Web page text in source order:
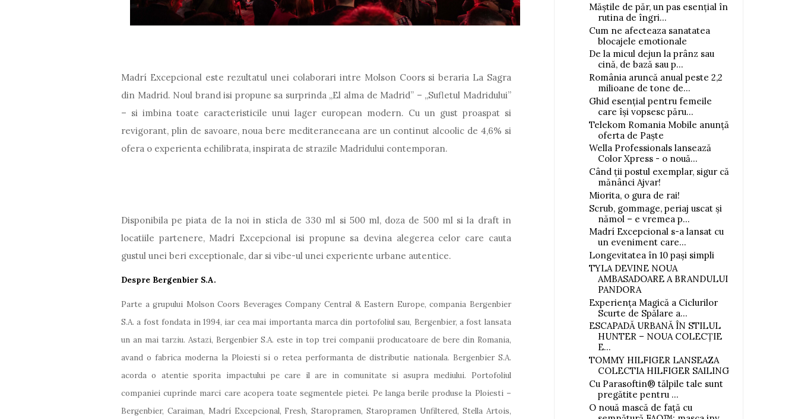
Madrí Excepcional este rezultatul unei colaborari intre Molson Coors si beraria La Sagra
din Madrid. Noul brand isi propune sa surprinda „El alma de Madrid” – „Sufletul Madridului”
– si imbina toate caracteristicile unui lager european modern. Cu un gust proaspat si
revigorant, plin de savoare, noua bere mediteraneeana are un continut alcoolic de 4,6% si
ofera o experienta echilibrata, inspirata de strazile Madridului contemporan.
Disponibila pe piata de la noi in sticla de 330 ml si 500 ml, doza de 500 ml si la draft in
locatiile partenere, Madrí Excepcional isi propune sa devina alegerea celor care cauta
gustul unei beri exceptionale, dar si vibe-ul unei experiente urbane autentice.
Despre Bergenbier S.A.
Parte a grupului Molson Coors Beverages Company Central & Eastern Europe, compania Bergenbier
S.A. a fost fondata in 1994, iar cea mai importanta marca din portofoliul sau, Bergenbier, a fost lansata
un an mai tarziu. Astazi, Bergenbier S.A. este in top trei companii producatoare de bere din Romania,
avand o fabrica moderna la Ploiesti si o retea performanta de distributie nationala. Bergenbier S.A.
acorda o atentie sporita impactului pe care il are in comunitate si asupra mediului. Portofoliul
companiei cuprinde marci care acopera toate segmentele pietei. Pe langa berile produse la Ploiesti –
Bergenbier, Caraiman, Madrí Excepcional, Fresh, Staropramen, Staropramen Unfiltered, Stella Artois,
Măștile de păr, un pas esențial în
rutina de îngri...
Cum ne afecteaza sanatatea
blocajele emotionale
De la micul dejun la prânz sau
cină, de bază sau p...
România aruncă anual peste 2,2
milioane de tone de...
Ghid esențial pentru femeile
care își vopsesc păru...
Telekom Romania Mobile anunță
oferta de Paște
Wella Professionals lansează
Color Xpress - o nouă...
Când ții postul exemplar, sigur că
mănânci Ajvar!
Miorita, o gura de rai!
Scrub, gommage, periaj uscat și
nămol – e vremea p...
Madrí Excepcional s-a lansat cu
un eveniment care...
Longevitatea în 10 pași simpli
TYLA DEVINE NOUA
AMBASADOARE A BRANDULUI
PANDORA
Experiența Magică a Ciclurilor
Scurte de Spălare a...
ESCAPADĂ URBANĂ ÎN STILUL
HUNTER – NOUA COLECȚIE
E...
TOMMY HILFIGER LANSEAZA
COLECTIA HILFIGER SAILING
Cu Parasoftin® tălpile tale sunt
pregătite pentru ...
O nouă mască de față cu